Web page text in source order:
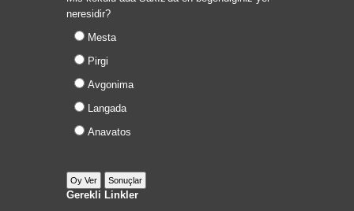
neresidir?
Mesta
Pirgi
Avgonima
Langada
Anavatos
Gerekli Linkler